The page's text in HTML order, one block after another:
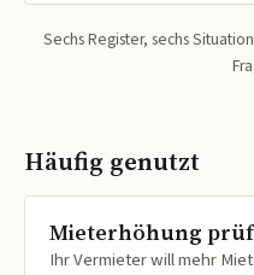
Sechs Register, sechs
Häufig genutzt
Mieterhöhung
Ihr Vermieter will mehr